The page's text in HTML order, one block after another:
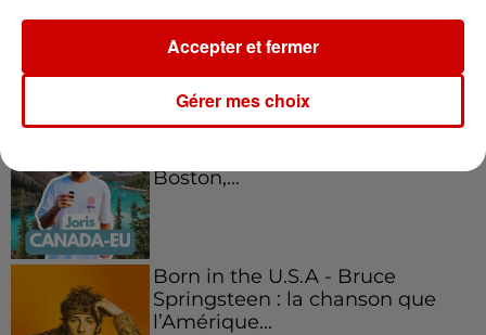
Aménager un school bus au
Boston,...
Born in the U.S.A - Bruce
Springsteen : la chanson que
l’Amérique...
Gérer mes choix
Accepter et fermer